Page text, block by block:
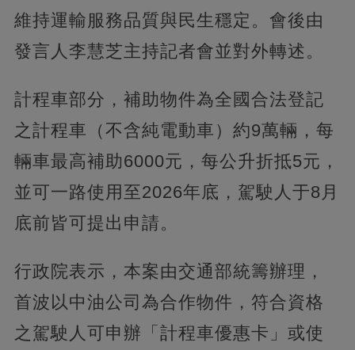
維持運輸服務品質與民生穩定。會後由
發言人李慧芝主持記者會並對外轉述。
計程車部分，補助物件為全國合法登記
之計程車（不含純電動車）約9萬輛，每
輛車最高補助6000元，每公升折抵5元，
並可一路使用至2026年底，駕駛人于8月
底前皆可提出申請。
行政院表示，本案由交通部統籌辦理，
首波以中油公司為合作物件，符合資格
之駕駛人可申辦「計程車優惠卡」或使